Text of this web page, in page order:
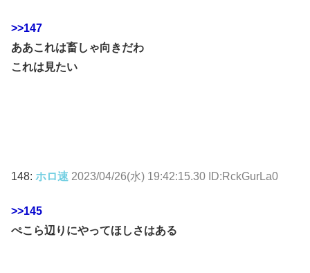
>>147
ああこれは畜しゃ向きだわ
これは見たい
148: ホロ速 2023/04/26(水) 19:42:15.30 ID:RckGurLa0
>>145
ぺこら辺りにやってほしさはある